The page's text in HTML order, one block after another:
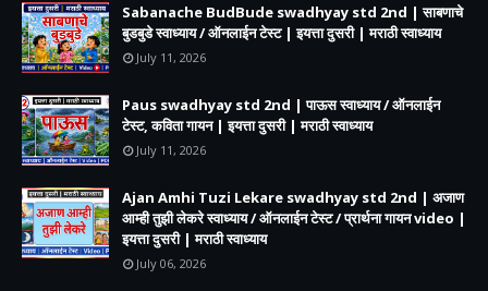
Sabanache BudBude swadhyay std 2nd | साबणाचे
बुडबुडे स्वाध्याय / ऑनलाईन टेस्ट | इयत्ता दुसरी | मराठी स्वाध्याय
July 11, 2026
Paus swadhyay std 2nd | पाऊस स्वाध्याय / ऑनलाईन
टेस्ट, कविता गायन | इयत्ता दुसरी | मराठी स्वाध्याय
July 11, 2026
Ajan Amhi Tuzi Lekare swadhyay std 2nd | अजाण
आम्ही तुझी लेकरे स्वाध्याय / ऑनलाईन टेस्ट / प्रार्थना गायन video |
इयत्ता दुसरी | मराठी स्वाध्याय
July 06, 2026